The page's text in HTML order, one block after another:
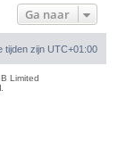
Ga naar
tijden zijn UTC+01:00
Limited